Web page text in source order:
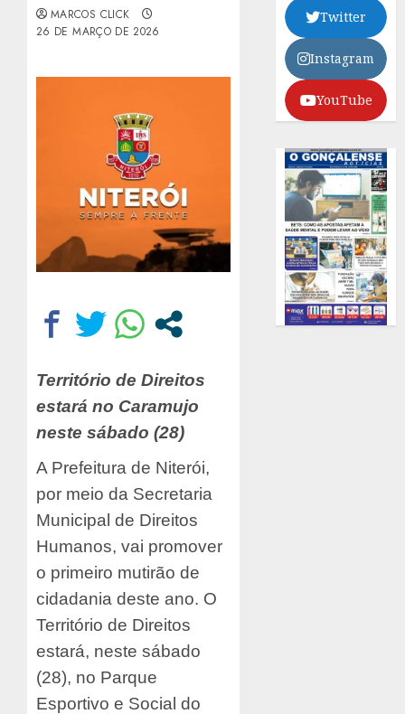
MARCOS CLICK
26 DE MARÇO DE 2026
Território de Direitos
estará no Caramujo
neste sábado (28)
A Prefeitura de Niterói,
por meio da Secretaria
Municipal de Direitos
Humanos, vai promover
o primeiro mutirão de
cidadania deste ano. O
Território de Direitos
estará, neste sábado
(28), no Parque
Esportivo e Social do
Twitter
Instagram
YouTube